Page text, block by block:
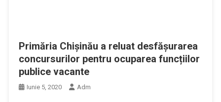
Primăria Chișinău a reluat desfășurarea
concursurilor pentru ocuparea funcțiilor
publice vacante
Iunie 5, 2020 Adm